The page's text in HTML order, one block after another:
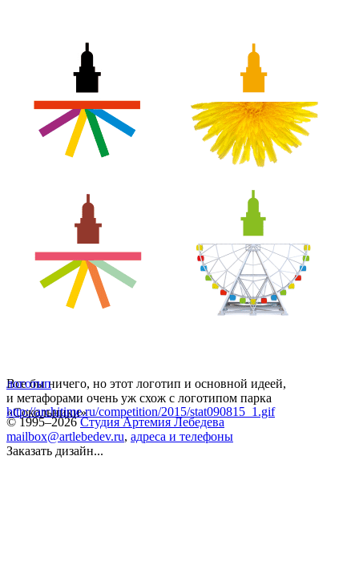
Все бы ничего, но этот логотип и основной идеей,
и метафорами очень уж схож с логотипом парка
«Сокольники»
http://architime.ru/competition/2015/stat090815_1.gif
логотип
© 1995–2026 Студия Артемия Лебедева
mailbox@artlebedev.ru, адреса и телефоны
Заказать дизайн...